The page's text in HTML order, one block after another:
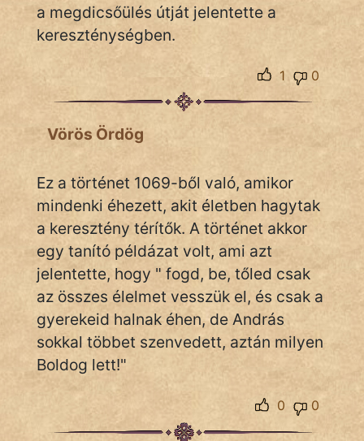
a megdicsőülés útját jelentette a
kereszténységben.
0
1
Vörös Ördög
Ez a történet 1069-ből való, amikor
mindenki éhezett, akit életben hagytak
a keresztény térítők. A történet akkor
egy tanító példázat volt, ami azt
jelentette, hogy " fogd, be, tőled csak
az összes élelmet vesszük el, és csak a
gyerekeid halnak éhen, de András
sokkal többet szenvedett, aztán milyen
Boldog lett!"
0
0